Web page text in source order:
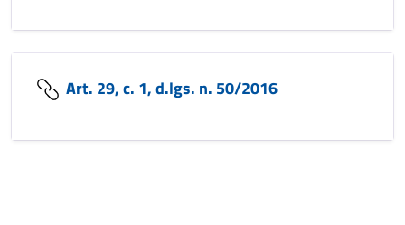
Art. 29, c. 1, d.lgs. n. 50/2016